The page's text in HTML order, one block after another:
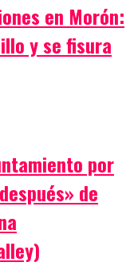
en Morón:
y se fisura
por
de